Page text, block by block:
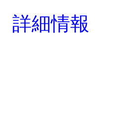
詳細情報